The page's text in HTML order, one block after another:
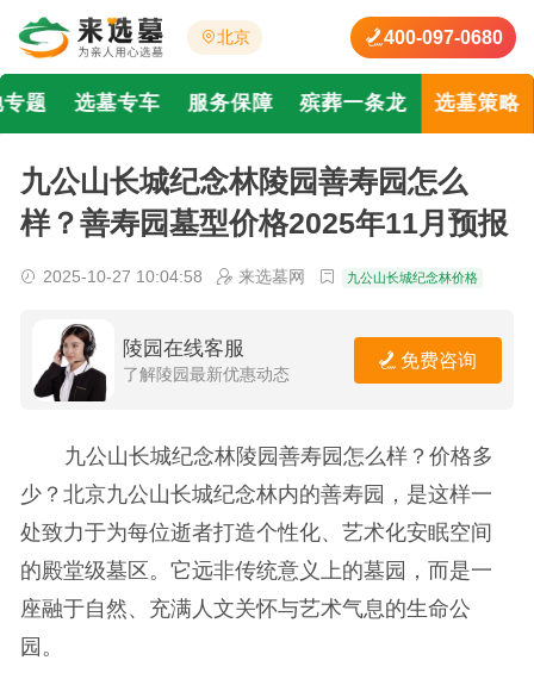
北京 400-097-0680
题 选墓专车 服务保障 殡葬一条龙 选墓策略
九公山长城纪念林陵园善寿园怎么
样？善寿园墓型价格2025年11月预报
2025-10-27 10:04:58 来选墓网 九公山长城纪念林价格
陵园在线客服
了解陵园最新优惠动态
免费咨询
九公山长城纪念林陵园善寿园怎么样？价格多
少？北京九公山长城纪念林内的善寿园，是这样一
处致力于为每位逝者打造个性化、艺术化安眠空间
的殿堂级墓区。它远非传统意义上的墓园，而是一
座融于自然、充满人文关怀与艺术气息的生命公
园。